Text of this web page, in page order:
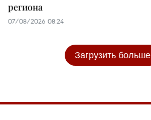
региона
07/08/2026 08:24
Загрузить больше